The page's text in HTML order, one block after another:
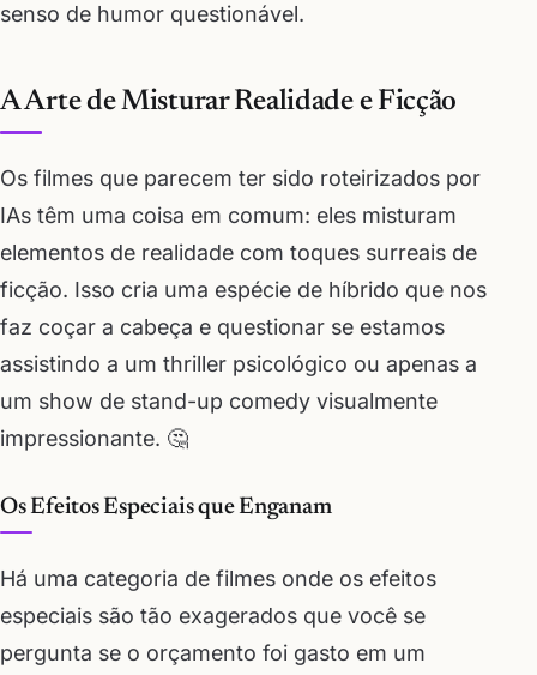
senso de humor questionável.
A Arte de Misturar Realidade e Ficção
Os filmes que parecem ter sido roteirizados por
IAs têm uma coisa em comum: eles misturam
elementos de realidade com toques surreais de
ficção. Isso cria uma espécie de híbrido que nos
faz coçar a cabeça e questionar se estamos
assistindo a um thriller psicológico ou apenas a
um show de stand-up comedy visualmente
impressionante. 🤔
Os Efeitos Especiais que Enganam
Há uma categoria de filmes onde os efeitos
especiais são tão exagerados que você se
pergunta se o orçamento foi gasto em um